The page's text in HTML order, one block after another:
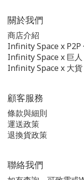
關於我們
商店介紹
Infinity Space x P2P
Infinity Space x 巨人
Infinity Space x 大貨
顧客服務
條款與細則
運送政策
退換貨政策
聯絡我們